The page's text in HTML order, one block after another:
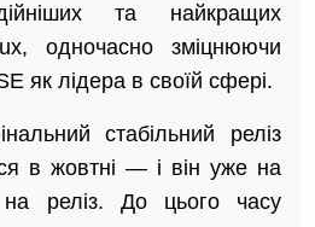
та найкращих
одночасно зміцнюючи
як лідера в своїй сфері.
стабільний реліз
в жовтні — і він уже на
на реліз. До цього часу